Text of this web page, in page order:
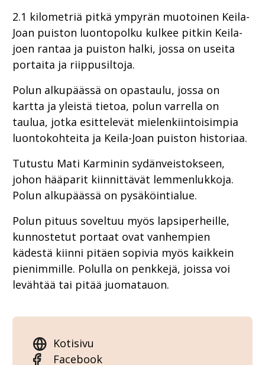
2.1 kilometriä pitkä ympyrän muotoinen Keila-
Joan puiston luontopolku kulkee pitkin Keila-
joen rantaa ja puiston halki, jossa on useita
portaita ja riippusiltoja.
Polun alkupäässä on opastaulu, jossa on
kartta ja yleistä tietoa, polun varrella on
taulua, jotka esittelevät mielenkiintoisimpia
luontokohteita ja Keila-Joan puiston historiaa.
Tutustu Mati Karminin sydänveistokseen,
johon hääparit kiinnittävät lemmenlukkoja.
Polun alkupäässä on pysäköintialue.
Polun pituus soveltuu myös lapsiperheille,
kunnostetut portaat ovat vanhempien
kädestä kiinni pitäen sopivia myös kaikkein
pienimmille. Polulla on penkkejä, joissa voi
levähtää tai pitää juomatauon.
Kotisivu
Facebook